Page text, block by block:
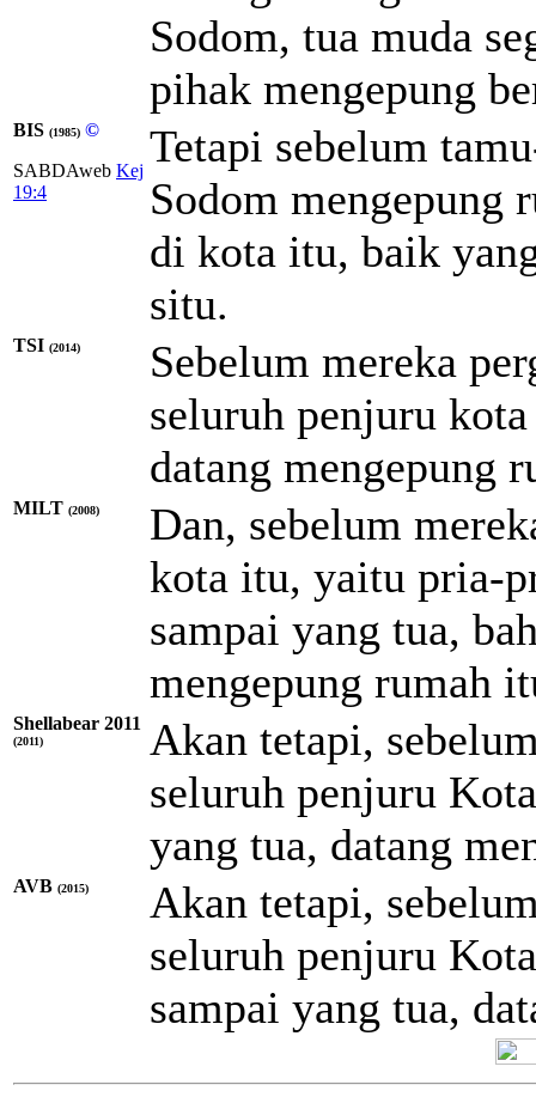
Sodom, tua muda
pihak mengepung
BIS (1985) ©
SABDAweb Kej
19:4
Tetapi sebelum
Sodom mengepung
di kota itu, baik
situ.
TSI (2014)
Sebelum mereka
seluruh penjuru
datang mengepung
MILT (2008)
Dan, sebelum
kota itu, yaitu pria-
sampai yang tua,
mengepung rumah
Shellabear 2011
(2011)
Akan tetapi,
seluruh penjuru
yang tua, datang
AVB (2015)
Akan tetapi,
seluruh penjuru
sampai yang tua,